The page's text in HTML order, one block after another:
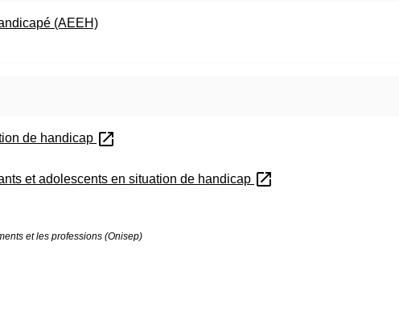
(AEEH)
de handicap open_in_new
et adolescents en situation de handicap open_in_new
et les professions (Onisep)